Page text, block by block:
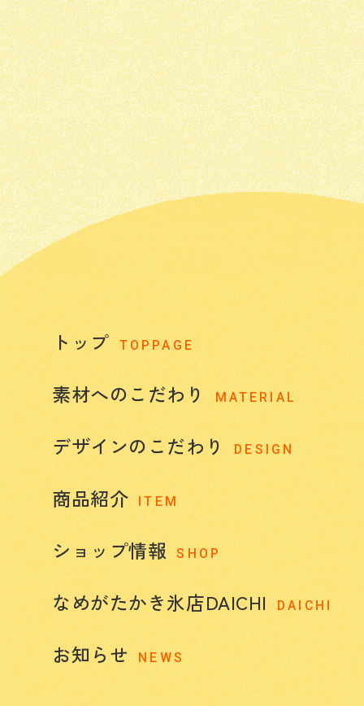
トップ TOPPAGE
素材へのこだわり MATERIAL
デザインのこだわり DESIGN
商品紹介 ITEM
ショップ情報 SHOP
なめがたかき氷店DAICHI DAICHI
お知らせ NEWS